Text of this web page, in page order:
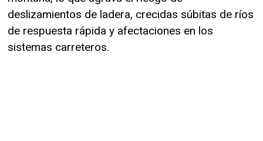
deslizamientos de ladera, crecidas súbitas de ríos
de respuesta rápida y afectaciones en los
sistemas carreteros.